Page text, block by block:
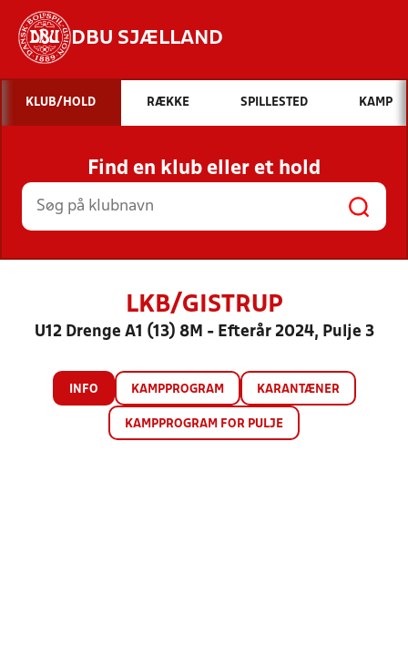
DBU SJÆLLAND
Hvad vil du søge efter?
INDHOLD OG NYHEDER
STILLINGER, RESULTATER, KLUBBER OG
HOLD
KLUB/HOLD RÆKKE SPILLESTED KAMP
Find en klub eller et hold
LKB/GISTRUP
U12 Drenge A1 (13) 8M - Efterår 2024, Pulje 3
INFO KAMPPROGRAM KARANTÆNER
KAMPPROGRAM FOR PULJE